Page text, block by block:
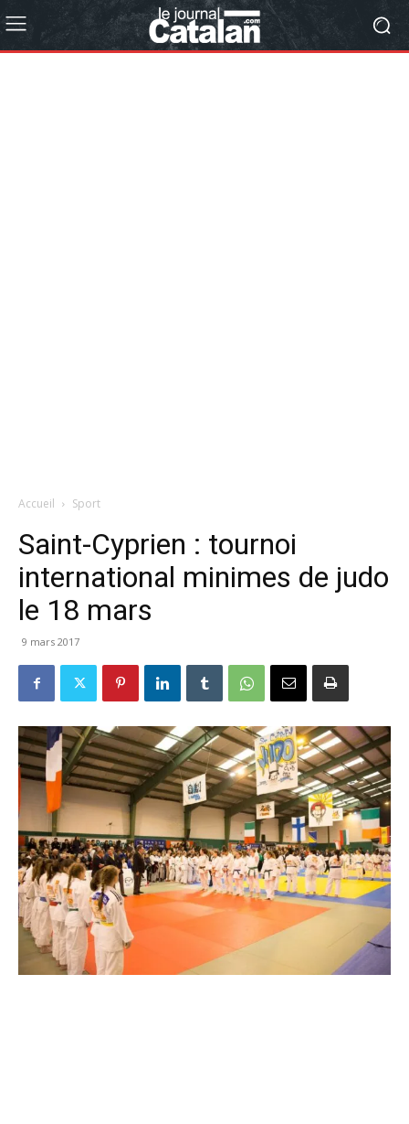
Accueil Sport
Saint-Cyprien : tournoi
international minimes de judo
le 18 mars
9 mars 2017